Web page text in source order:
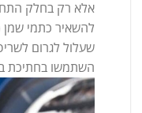
אלא רק בחלק
להשאיר כתמי שמן
שעלול לגרום
השתמשו בחתיכת